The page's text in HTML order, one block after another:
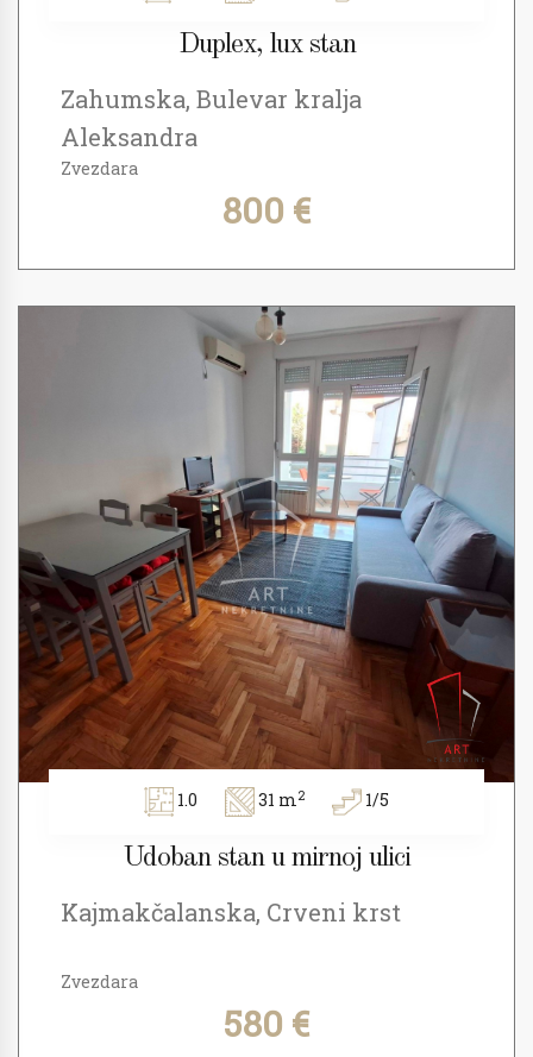
Duplex, lux stan
Zahumska, Bulevar kralja
Aleksandra
Zvezdara
800 €
1.0 31 m2 1/5
Udoban stan u mirnoj ulici
Kajmakčalanska, Crveni krst
Zvezdara
580 €